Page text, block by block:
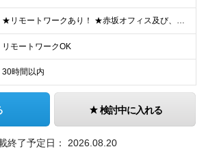
★リモートワークあり！ ★赤坂オフィス及び、東京都内の各プロジェクト先にて勤務していただきます ■赤坂オフィス 東京都港区元赤坂1丁目3-13 赤坂センタービルディング15階 ※転居を伴う転勤なし
リモートワークOK
30時間以内
検討中に入れる
終了予定日： 2026.08.20